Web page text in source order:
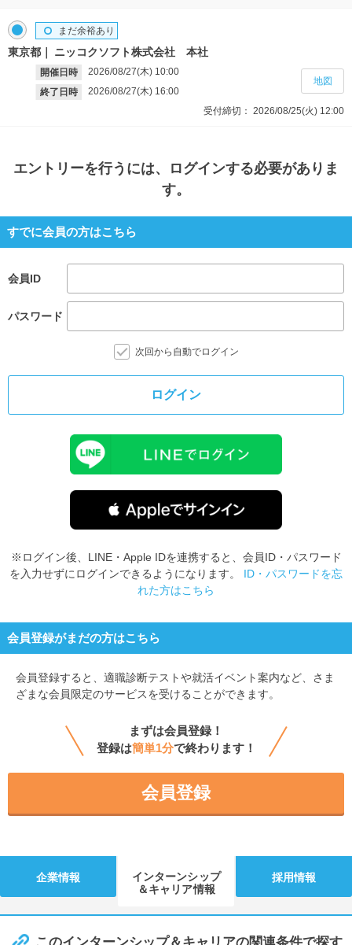
東京都 ニッコクソフト株式会社 本社
開催日時 2026/08/27(木) 10:00
終了日時
2026/08/27(木) 16:00
まだ余裕あり
受付締切： 2026/08/25(火) 12:00
地図
エントリーを行うには、ログインする必要がありま
す。
すでに会員の方はこちら
会員ID
パスワード
次回から自動でログイン
ログイン
※ログイン後、LINE・Apple IDを連携すると、会員ID・パスワード
を入力せずにログインできるようになります。 ID・パスワードを忘
れた方はこちら
会員登録がまだの方はこちら
会員登録すると、 適職診断テストや就活イベント案内など、さま
ざまな会員限定のサービスを受けることができます。
まずは会員登録！
登録は簡単1分で終わります！
会員登録
企業情報
インターンシップ
＆キャリア情報
採用情報